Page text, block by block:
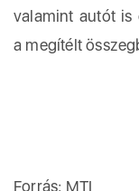
valamint autót is
a megítélt
Forrás: MTI